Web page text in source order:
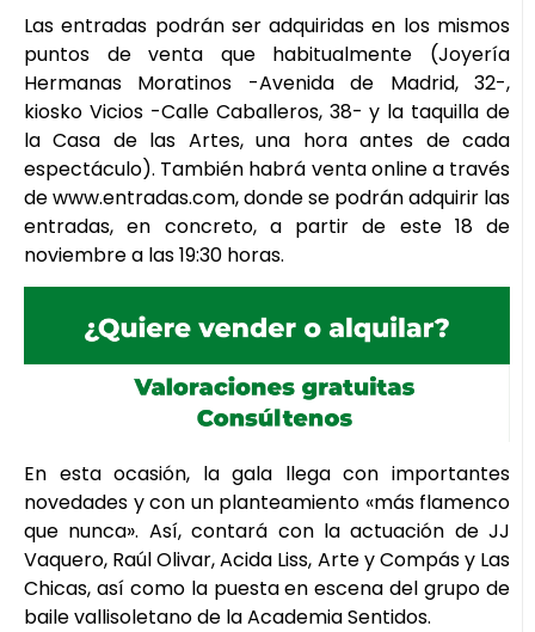
Las entradas podrán ser adquiridas en los mismos
puntos de venta que habitualmente (Joyería
Hermanas Moratinos -Avenida de Madrid, 32-,
kiosko Vicios -Calle Caballeros, 38- y la taquilla de
la Casa de las Artes, una hora antes de cada
espectáculo). También habrá venta online a través
de www.entradas.com, donde se podrán adquirir las
entradas, en concreto, a partir de este 18 de
noviembre a las 19:30 horas.
En esta ocasión, la gala llega con importantes
novedades y con un planteamiento «más flamenco
que nunca». Así, contará con la actuación de JJ
Vaquero, Raúl Olivar, Acida Liss, Arte y Compás y Las
Chicas, así como la puesta en escena del grupo de
baile vallisoletano de la Academia Sentidos.